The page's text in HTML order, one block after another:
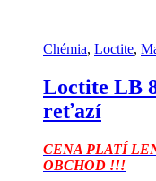
Chémia, Loctite,
Loctite LB
reťazí
CENA PLATÍ
OBCHOD !!!